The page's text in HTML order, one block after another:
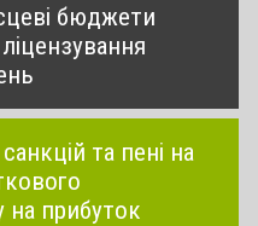
бюджети
та пені на
на прибуток